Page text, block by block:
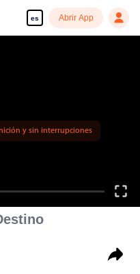
es Abrir App
y sin interrupciones